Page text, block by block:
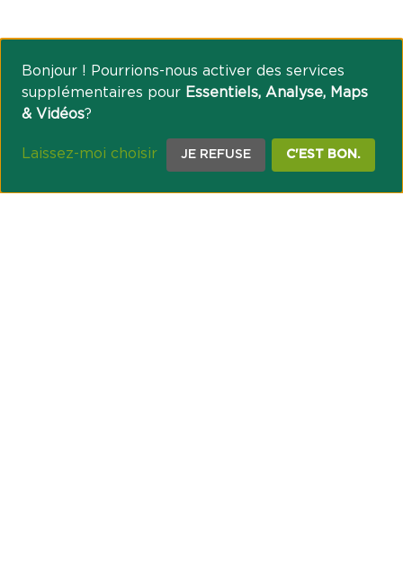
Bonjour ! Pourrions-nous activer des services
supplémentaires pour Essentiels, Analyse, Maps
& Vidéos?
Laissez-moi choisir JE REFUSE C'EST BON.